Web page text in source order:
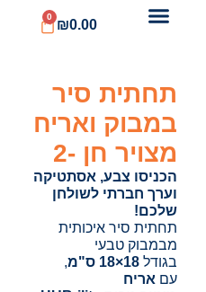
₪0.00
0
תחתית סיר
במבוק ואריח
מצויר חן -2
הכניסו צבע, אסתטיקה
וערך חברתי לשולחן
שלכם!
תחתית סיר איכותית
מבמבוק טבעי
בגודל18×18 ס"מ
,
עם אריח